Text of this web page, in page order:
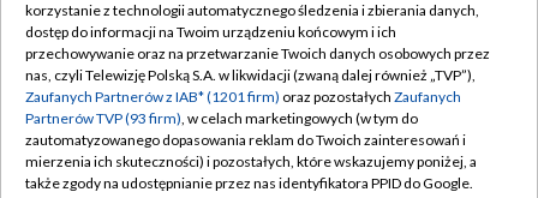
TVP
Abonament TVP
Emisja w TVP
Centrum informacji TVP
Naziemna Telewizja Cyfrowa
Regulamin TVP
Polityka prywatności
Moje zgody
Pomoc
korzystanie z technologii automatycznego śledzenia i zbierania danych,
dostęp do informacji na Twoim urządzeniu końcowym i ich
przechowywanie oraz na przetwarzanie Twoich danych osobowych przez
nas, czyli Telewizję Polską S.A. w likwidacji (zwaną dalej również „TVP”),
Zaufanych Partnerów z IAB* (1201 firm) oraz pozostałych Zaufanych
Partnerów TVP (93 firm), w celach marketingowych (w tym do
zautomatyzowanego dopasowania reklam do Twoich zainteresowań i
mierzenia ich skuteczności) i pozostałych, które wskazujemy poniżej, a
także zgody na udostępnianie przez nas identyfikatora PPID do Google.